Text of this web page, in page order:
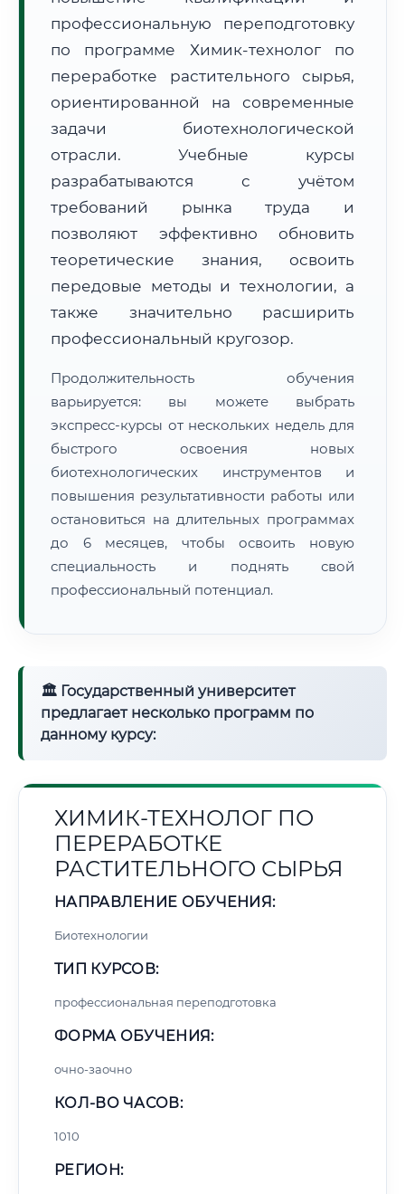
Расчет логистики оригиналов:
• Экспресс-доставка СДЭК / Почтой:5–7 рабочих дней
📜 Документы и аккредитация
🔍Нажмите на документ для увеличения и просмотра
профессиональную переподготовку
по программе Химик-технолог по
переработке растительного сырья,
ориентированной на современные
задачи биотехнологической
отрасли. Учебные курсы
разрабатываются с учётом
требований рынка труда и
позволяют эффективно обновить
теоретические знания, освоить
передовые методы и технологии, а
также значительно расширить
профессиональный кругозор.
Продолжительность обучения
варьируется: вы можете выбрать
экспресс-курсы от нескольких недель для
быстрого освоения новых
биотехнологических инструментов и
повышения результативности работы или
остановиться на длительных программах
до 6 месяцев, чтобы освоить новую
специальность и поднять свой
профессиональный потенциал.
🏛 Государственный университет
предлагает несколько программ по
данному курсу:
ХИМИК-ТЕХНОЛОГ ПО
ПЕРЕРАБОТКЕ
РАСТИТЕЛЬНОГО СЫРЬЯ
НАПРАВЛЕНИЕ ОБУЧЕНИЯ:
Биотехнологии
ТИП КУРСОВ:
профессиональная переподготовка
ФОРМА ОБУЧЕНИЯ:
очно-заочно
КОЛ-ВО ЧАСОВ:
1010
РЕГИОН: